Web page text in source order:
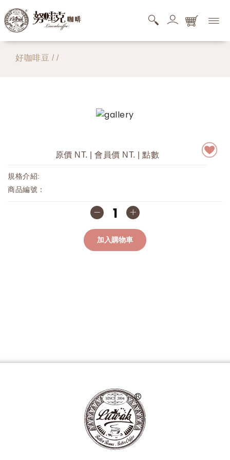
好咖啡豆 / /
原價 NT. | 會員價 NT. | 點數
規格介紹:
商品編號：
加入購物車
購物商品清單